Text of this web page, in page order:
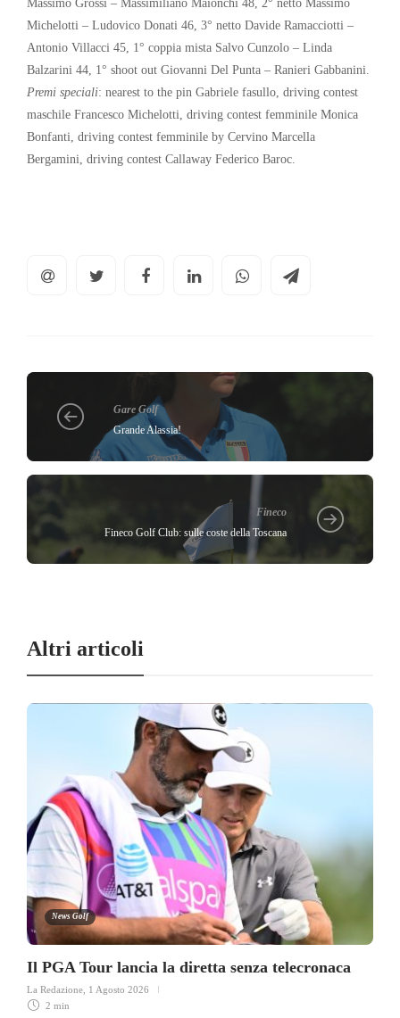
Massimo Grossi – Massimiliano Maionchi 48, 2° netto Massimo
Michelotti – Ludovico Donati 46, 3° netto Davide Ramacciotti –
Antonio Villacci 45, 1° coppia mista Salvo Cunzolo – Linda
Balzarini 44, 1° shoot out Giovanni Del Punta – Ranieri Gabbanini.
Premi speciali: nearest to the pin Gabriele fasullo, driving contest
maschile Francesco Michelotti, driving contest femminile Monica
Bonfanti, driving contest femminile by Cervino Marcella
Bergamini, driving contest Callaway Federico Baroc.
Gare Golf
Grande Alassia!
Fineco
Fineco Golf Club: sulle coste della Toscana
Altri articoli
News Golf
Il PGA Tour lancia la diretta senza telecronaca
La Redazione, 1 Agosto 2026
2 min